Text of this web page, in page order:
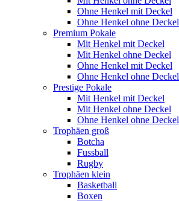
Ohne Henkel mit Deckel
Ohne Henkel ohne Deckel
Premium Pokale
Mit Henkel mit Deckel
Mit Henkel ohne Deckel
Ohne Henkel mit Deckel
Ohne Henkel ohne Deckel
Prestige Pokale
Mit Henkel mit Deckel
Mit Henkel ohne Deckel
Ohne Henkel ohne Deckel
Trophäen groß
Botcha
Fussball
Rugby
Trophäen klein
Basketball
Boxen